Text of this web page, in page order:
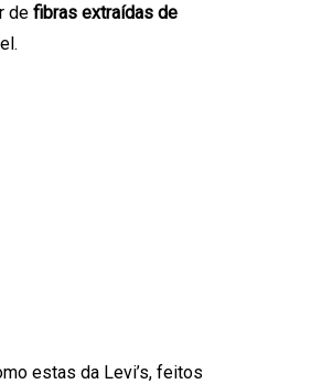
de fibras extraídas de
estas da Levi’s, feitos